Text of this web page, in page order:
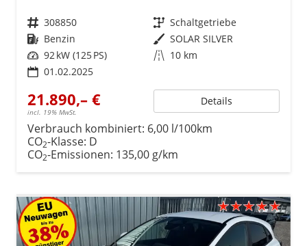
Fahrzeugnr. 308850 Getriebe Schaltgetriebe
Kraftstoff Benzin Außenfarbe SOLAR SILVER
Leistung 92 kW (125 PS) Kilometerstand 10 km
01.02.2025
21.890,– €
incl. 19% MwSt.
Details
Verbrauch kombiniert: 6,00 l/100km
CO2-Klasse: D
CO2-Emissionen: 135,00 g/km